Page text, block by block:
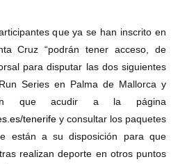
que ya se han inscrito en
Cruz “podrán tener acceso, de
para disputar las dos siguientes
Series en Palma de Mallorca y
que acudir a la página
tenerife y consultar los paquetes
están a su disposición para que
realizan deporte en otros puntos